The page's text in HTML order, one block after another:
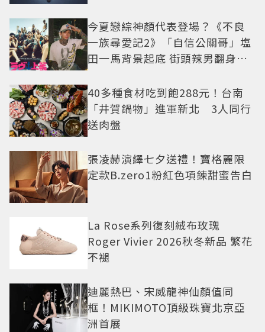
今夏戀綜神顏代表登場？《不良
一族尋愛記2》「自信公關哥」塩
田一馬背景起底 街頭辣男翻身當
40多種食材吃到飽288元！台南
「井賀鍋物」進軍新北 3人同行
送肉盤
張凌赫演繹七夕送禮！寶格麗限
定款B.zero1粉紅色項鍊甜蜜告白
La Rose系列復刻絨布玫瑰
Roger Vivier 2026秋冬新品 繁花
不褪
迪麗熱巴、宋威龍神仙顏值同
框！MIKIMOTO頂級珠寶北京亞
洲首展